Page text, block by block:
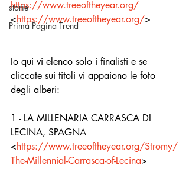
storie
Prima Pagina Trend
https://www.treeoftheyear.org/
<https://www.treeoftheyear.org/>
Io qui vi elenco solo i finalisti e se
cliccate sui titoli vi appaiono le foto
degli alberi:
1 - LA MILLENARIA CARRASCA DI
LECINA, SPAGNA
<https://www.treeoftheyear.org/Stromy/
The-Millennial-Carrasca-of-Lecina>